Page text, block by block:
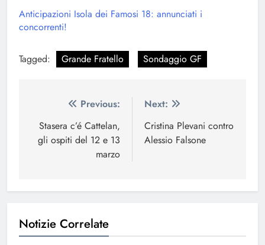
Anticipazioni Isola dei Famosi 18: annunciati i
concorrenti!
Tagged: Grande Fratello Sondaggio GF
Navigazione
articoli
Previous:
Stasera c’é Cattelan,
gli ospiti del 12 e 13
marzo
Next:
Cristina Plevani contro
Alessio Falsone
Notizie Correlate